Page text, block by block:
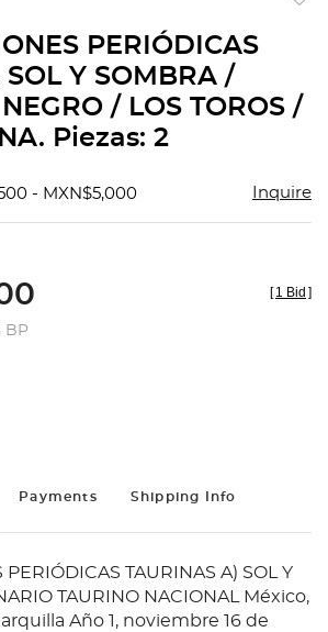
PERIÓDICAS
SOL Y SOMBRA /
/ LOS TOROS /
Piezas: 2
- MXN$5,000 Inquire
BP
[ 1 Bid ]
Payments Shipping Info
PERIÓDICAS TAURINAS A) SOL Y
TAURINO NACIONAL México,
Año 1, noviembre 16 de